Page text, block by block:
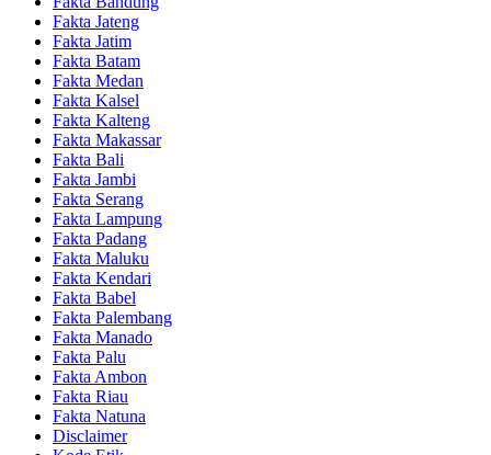
Fakta Jateng
Fakta Jatim
Fakta Batam
Fakta Medan
Fakta Kalsel
Fakta Kalteng
Fakta Makassar
Fakta Bali
Fakta Jambi
Fakta Serang
Fakta Lampung
Fakta Padang
Fakta Maluku
Fakta Kendari
Fakta Babel
Fakta Palembang
Fakta Manado
Fakta Palu
Fakta Ambon
Fakta Riau
Fakta Natuna
Disclaimer